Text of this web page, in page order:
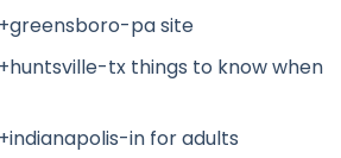
pa site
tx things to know when
in for adults